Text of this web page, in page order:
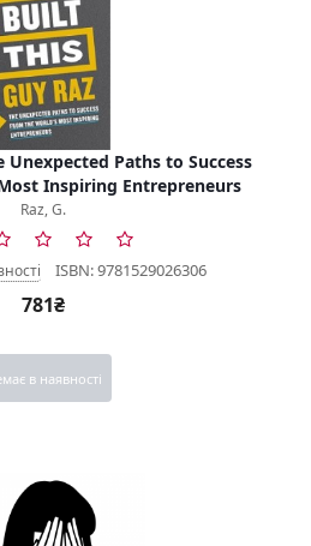
Unexpected Paths to Success
Inspiring Entrepreneurs
Raz, G.
ISBN: 9781529026306
781₴
в наявності